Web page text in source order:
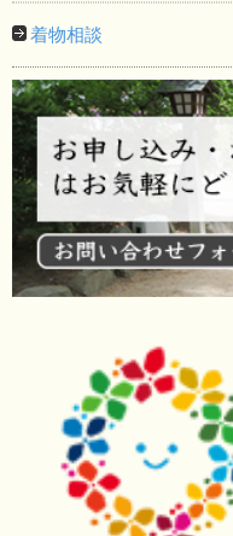
着物相談